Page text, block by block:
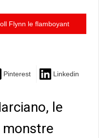
Flynn le flamboyant
Pinterest Linkedin
le
monstre